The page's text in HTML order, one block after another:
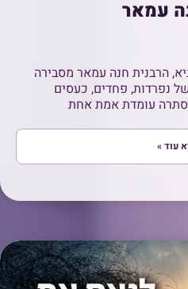
עמאר
הרבנית חנה עמאר מסבירה
נפרדות, פחדים, כעסים
עומדת אמת אחת
עוד »